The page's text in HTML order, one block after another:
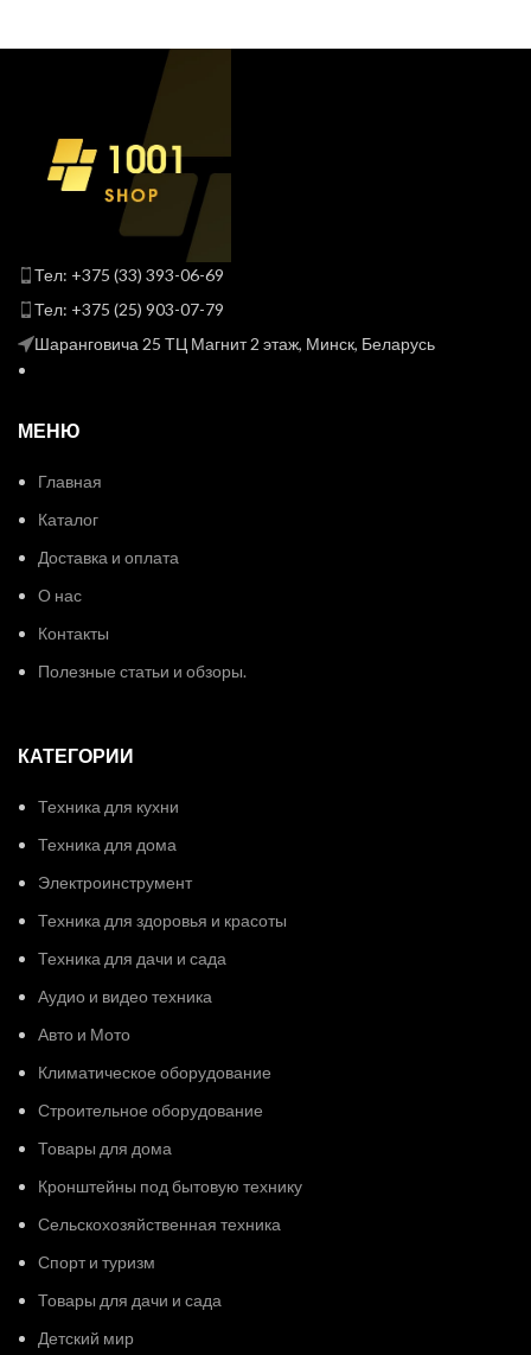
Тел: +375 (33) 393-06-69
Тел: +375 (25) 903-07-79
Шаранговича 25 ТЦ Магнит 2 этаж, Минск, Беларусь
МЕНЮ
Главная
Каталог
Доставка и оплата
О нас
Контакты
Полезные статьи и обзоры.
КАТЕГОРИИ
Техника для кухни
Техника для дома
Электроинструмент
Техника для здоровья и красоты
Техника для дачи и сада
Аудио и видео техника
Авто и Мото
Климатическое оборудование
Строительное оборудование
Товары для дома
Кронштейны под бытовую технику
Сельскохозяйственная техника
Спорт и туризм
Товары для дачи и сада
Детский мир